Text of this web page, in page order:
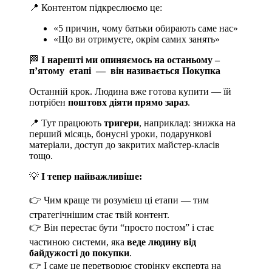
📍 Контентом підкреслюємо це:
«5 причин, чому батьки обирають саме нас»
«Що ви отримуєте, окрім самих занять»
🏁 І нарешті ми опиняємось на останьому –
пʼятому етапі — він називається Покупка
Останній крок. Людина вже готова купити — їй
потрібен поштовх діяти прямо зараз.
📍 Тут працюють тригери, наприклад: знижка на
перший місяць, бонусні уроки, подарункові
матеріали, доступ до закритих майстер-класів
тощо.
💡 І тепер найважливіше:
👉 Чим краще ти розумієш ці етапи — тим
стратегічнішим стає твій контент.
👉 Він перестає бути “просто постом” і стає
частиною системи, яка веде людину від
байдужості до покупки.
👉 І саме це перетворює сторінку експерта на